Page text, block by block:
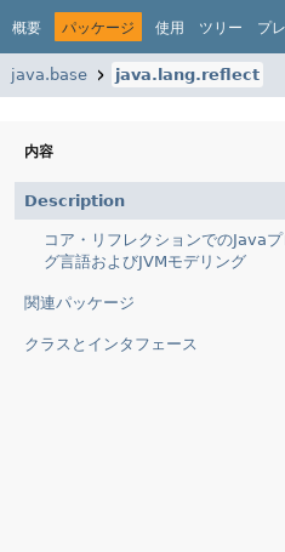
概要 パッケージ 使用 ツリー プ
java.base
java.lang.reflect
内容
Description
コア・リフレクションでのJava
グ言語およびJVMモデリング
関連パッケージ
クラスとインタフェース